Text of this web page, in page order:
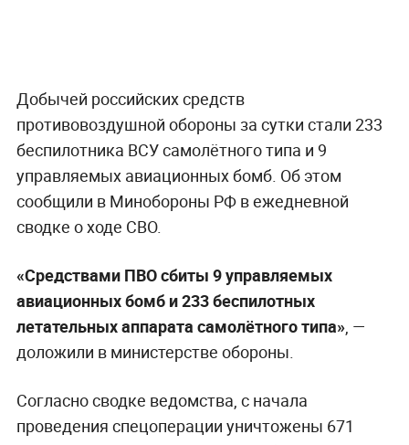
Добычей российских средств
противовоздушной обороны за сутки стали 233
беспилотника ВСУ самолётного типа и 9
управляемых авиационных бомб. Об этом
сообщили в Минобороны РФ в ежедневной
сводке о ходе СВО.
«Средствами ПВО сбиты 9 управляемых
авиационных бомб и 233 беспилотных
летательных аппарата самолётного типа», —
доложили в министерстве обороны.
Согласно сводке ведомства, с начала
проведения спецоперации уничтожены 671